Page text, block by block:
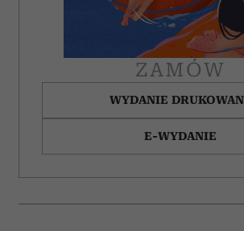
ZAMÓW
WYDANIE
E-WYDANIE